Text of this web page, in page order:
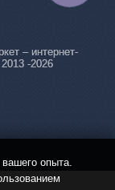
– интернет-
-2026
опыта.